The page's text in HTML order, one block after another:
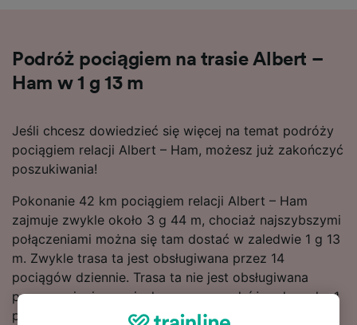
Podróż pociągiem na trasie Albert –
Ham w 1 g 13 m
Jeśli chcesz dowiedzieć się więcej na temat podróży
pociągiem relacji Albert – Ham, możesz już zakończyć
poszukiwania!
Pokonanie 42 km pociągiem relacji Albert – Ham
zajmuje zwykle około 3 g 44 m, chociaż najszybszymi
połączeniami można się tam dostać w zaledwie 1 g 13
m. Zwykle trasa ta jest obsługiwana przez 14
pociągów dziennie. Trasa ta nie jest obsługiwana
przez pociągi, w związku z czym podróżnych czeka 1
przediaska. Ponieważ głównym przewoźnikiem